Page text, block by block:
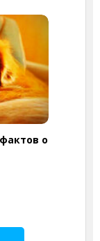
о